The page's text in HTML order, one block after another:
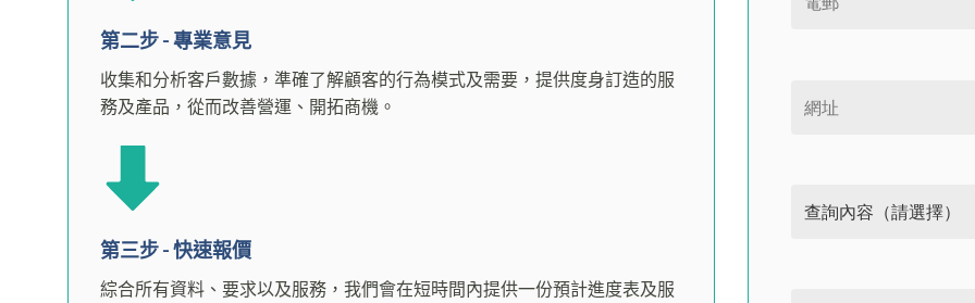
第二步 - 專業意見
收集和分析客戶數據，準確了解顧客的行為模式及需要，提供度身訂造的服
務及產品，從而改善營運、開拓商機。
第三步 - 快速報價
綜合所有資料、要求以及服務，我們會在短時間內提供一份預計進度表及服